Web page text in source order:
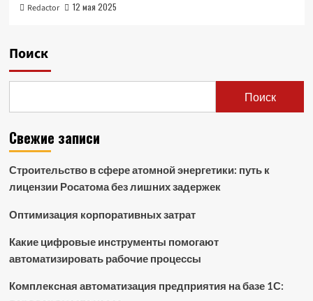
Redactor 12 мая 2025
Поиск
Поиск
Свежие записи
Строительство в сфере атомной энергетики: путь к
лицензии Росатома без лишних задержек
Оптимизация корпоративных затрат
Какие цифровые инструменты помогают
автоматизировать рабочие процессы
Комплексная автоматизация предприятия на базе 1С: